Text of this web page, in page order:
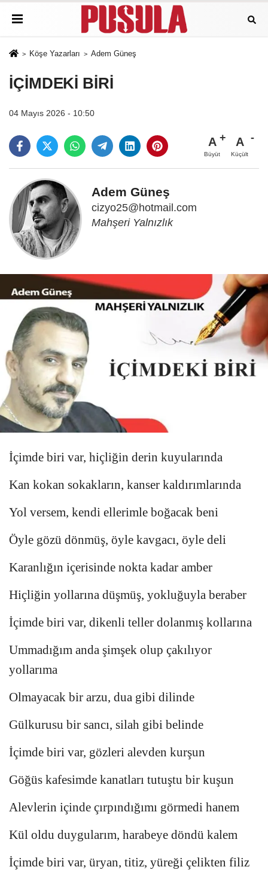
Köşe Yazarları Adem Güneş
İÇİMDEKİ BİRİ
04 Mayıs 2026 - 10:50
A
Büyüt
A
Küçült
Adem Güneş
cizyo25@hotmail.com
Mahşeri Yalnızlık
İçimde biri var, hiçliğin derin kuyularında
Kan kokan sokakların, kanser kaldırımlarında
Yol versem, kendi ellerimle boğacak beni
Öyle gözü dönmüş, öyle kavgacı, öyle deli
Karanlığın içerisinde nokta kadar amber
Hiçliğin yollarına düşmüş, yokluğuyla beraber
İçimde biri var, dikenli teller dolanmış kollarına
Ummadığım anda şimşek olup çakılıyor
yollarıma
Olmayacak bir arzu, dua gibi dilinde
Gülkurusu bir sancı, silah gibi belinde
İçimde biri var, gözleri alevden kurşun
Göğüs kafesimde kanatları tutuştu bir kuşun
Alevlerin içinde çırpındığımı görmedi hanem
Kül oldu duygularım, harabeye döndü kalem
İçimde biri var, üryan, titiz, yüreği çelikten filiz